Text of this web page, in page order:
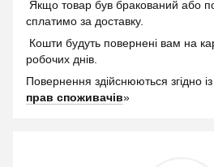
Якщо товар був бракований або
сплатимо за доставку.
Кошти будуть повернені вам на
робочих днів.
Повернення здійснюються згідно
прав споживачів»